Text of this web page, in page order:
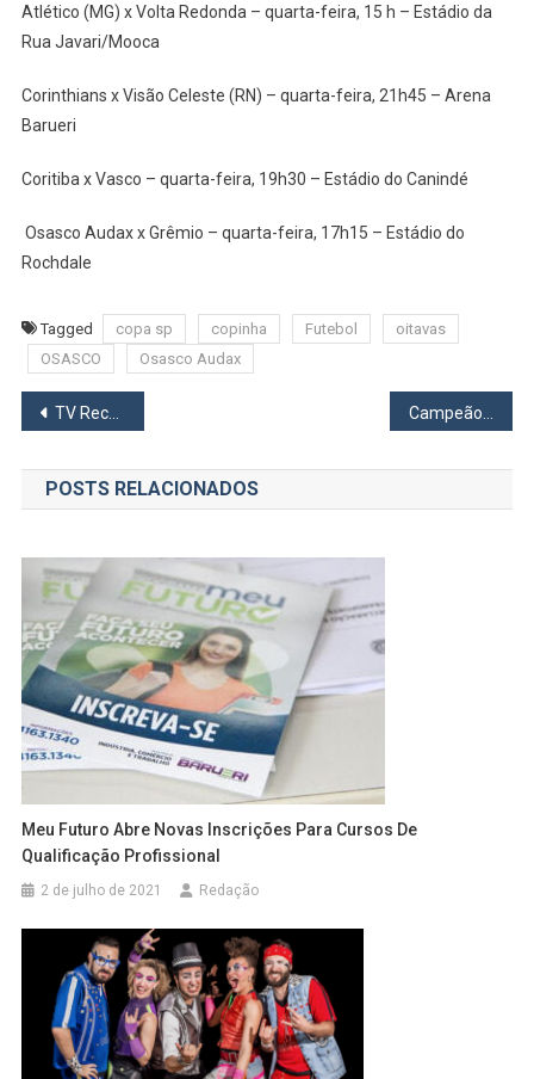
Atlético (MG) x Volta Redonda – quarta-feira, 15 h – Estádio da
Rua Javari/Mooca
Corinthians x Visão Celeste (RN) – quarta-feira, 21h45 – Arena
Barueri
Coritiba x Vasco – quarta-feira, 19h30 – Estádio do Canindé
Osasco Audax x Grêmio – quarta-feira, 17h15 – Estádio do
Rochdale
Tagged copa sp copinha Futebol
oitavas
OSASCO
Osasco Audax
Navegação
de
Post
TV Record muda vice-presidente de jornalismo
POSTS RELACIONADOS
Meu Futuro Abre Novas Inscrições Para Cursos De
Qualificação Profissional
2 de julho de 2021 Redação